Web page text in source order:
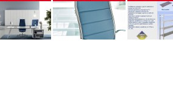
Ufficio
Metalliche